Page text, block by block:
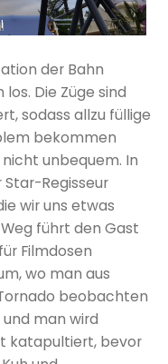
der Bahn
Die Züge sind
sodass allzu füllige
bekommen
unbequem. In
Regisseur
wir uns etwas
führt den Gast
Filmdosen
wo man aus
beobachten
man wird
katapultiert, bevor